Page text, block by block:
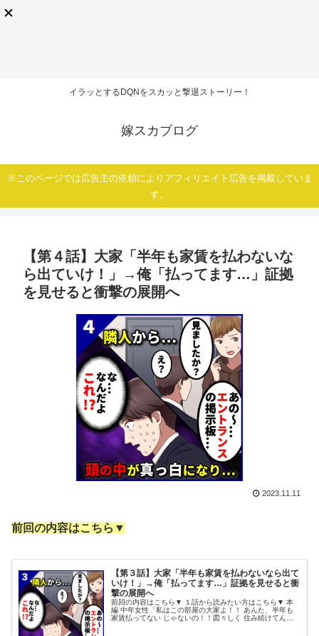
イラッとするDQNをスカッと撃退ストーリー！
嫁スカブログ
※このページでは広告主の依頼によりアフィリエイト広告を掲載していま
す。
【第４話】大家「半年も家賃を払わないな
ら出ていけ！」→俺「払ってます…」証拠
を見せると衝撃の展開へ
2023.11.11
前回の内容はこちら▼
【第３話】大家「半年も家賃を払わないなら出て
いけ！」→俺「払ってます…」証拠を見せると衝
撃の展開へ
前回の内容はこちら▼ １話から読みたい方はこちら▼ 本
編 中年女性「私はこの部屋の大家よ！！ あんた、半年も
家賃払ってない じゃないの！！図々しく 住み続けてんじ